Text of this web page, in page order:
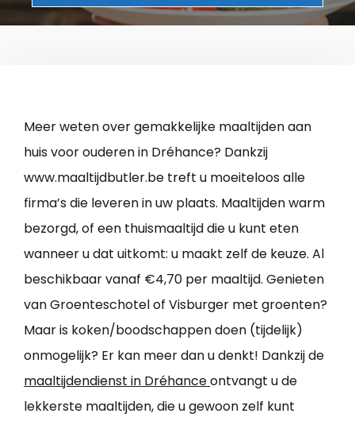
Meer weten over gemakkelijke maaltijden aan
huis voor ouderen in Dréhance? Dankzij
www.maaltijdbutler.be treft u moeiteloos alle
firma’s die leveren in uw plaats. Maaltijden warm
bezorgd, of een thuismaaltijd die u kunt eten
wanneer u dat uitkomt: u maakt zelf de keuze. Al
beschikbaar vanaf €4,70 per maaltijd. Genieten
van Groenteschotel of Visburger met groenten?
Maar is koken/boodschappen doen (tijdelijk)
onmogelijk? Er kan meer dan u denkt! Dankzij de
maaltijdendienst in Dréhanceontvangt u de
lekkerste maaltijden, die u gewoon zelf kunt